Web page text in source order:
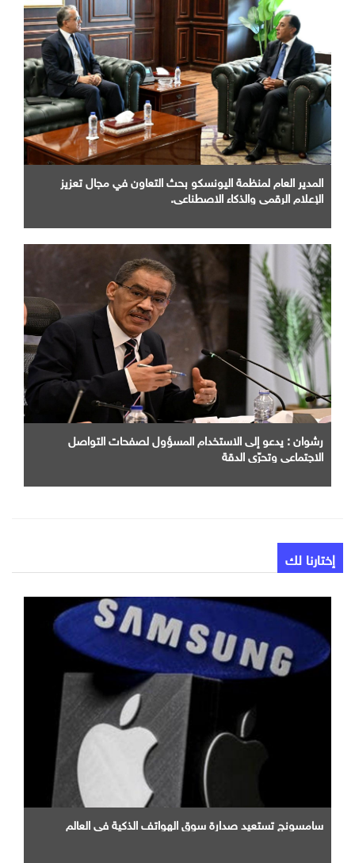
المدير العام لمنظمة اليونسكو بحث التعاون في مجال تعزيز
الإعلام الرقمي والذكاء الاصطناعي.
رشوان : يدعو إلى الاستخدام المسؤول لصفحات التواصل
الاجتماعي وتحرّي الدقة
إختارنا لك
سامسونج تستعيد صدارة سوق الهواتف الذكية في العالم